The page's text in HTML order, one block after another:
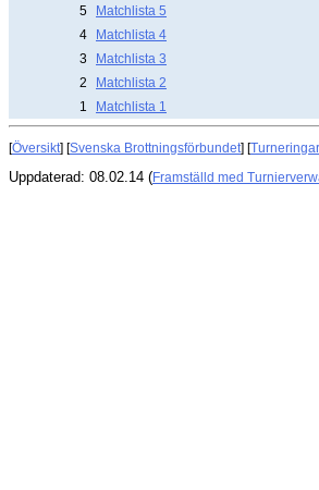
5
Matchlista 5
4
Matchlista 4
3
Matchlista 3
2
Matchlista 2
1
Matchlista 1
[Översikt] [Svenska Brottningsförbundet] [Turneringar
Uppdaterad: 08.02.14 (Framställd med